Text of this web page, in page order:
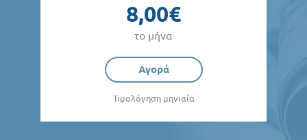
8,00€
το μήνα
Αγορά
Τιμολόγηση μηνιαία